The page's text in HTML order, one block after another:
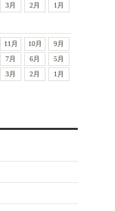
3月 2月 1月
11月 10月
9月
7月 6月
5月
3月 2月 1月